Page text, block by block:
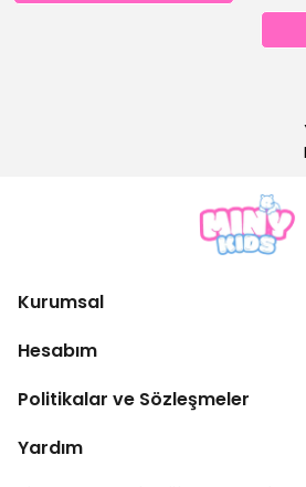
Kurumsal
Hesabım
Politikalar ve Sözleşmeler
Yardım